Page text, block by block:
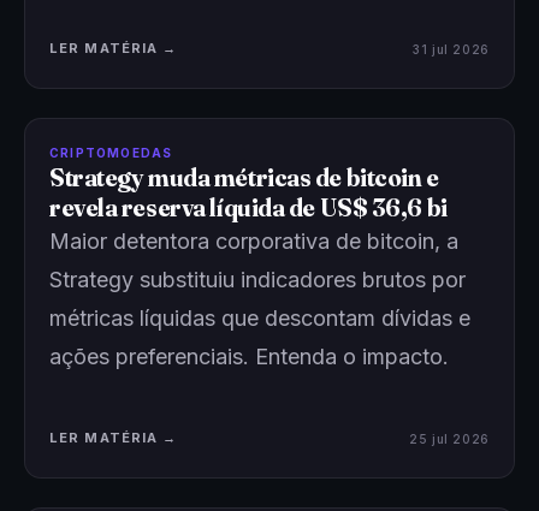
LER MATÉRIA → 31 jul 2026
CRIPTOMOEDAS
Strategy muda métricas de bitcoin e
revela reserva líquida de US$ 36,6 bi
Maior detentora corporativa de bitcoin, a
Strategy substituiu indicadores brutos por
métricas líquidas que descontam dívidas e
ações preferenciais. Entenda o impacto.
LER MATÉRIA → 25 jul 2026